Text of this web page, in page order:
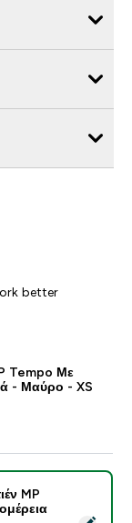
better
Tempo Με
- Μαύρο - XS
MP